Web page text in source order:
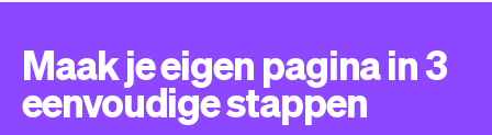
Maak je eigen pagina in 3
eenvoudige stappen